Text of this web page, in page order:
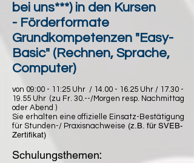
bei uns***) in den Kursen
- Förderformate
Grundkompetenzen "Easy-
Basic" (Rechnen, Sprache,
Computer)
von 09:00 - 11:25 Uhr / 14.00 - 16.25 Uhr / 17.30 -
19.55 Uhr (zu Fr. 30.--/Morgen resp. Nachmittag
oder Abend )
Sie erhalten eine offizielle Einsatz-Bestätigung
für Stunden-/ Praxisnachweise (z.B. für SVEB-
Zertifikat)
Schulungsthemen: